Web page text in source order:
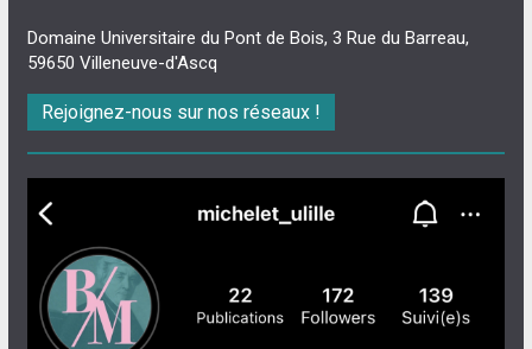
Domaine Universitaire du Pont de Bois, 3 Rue du Barreau,
59650 Villeneuve-d'Ascq
Rejoignez-nous sur nos réseaux !